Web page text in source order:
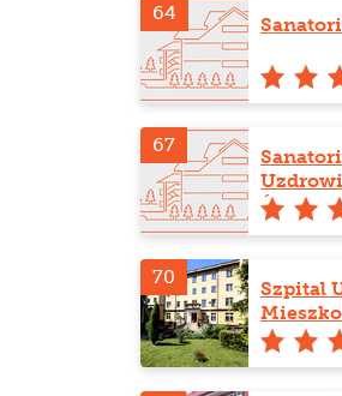
64
67
70
Szpital
Zdrój